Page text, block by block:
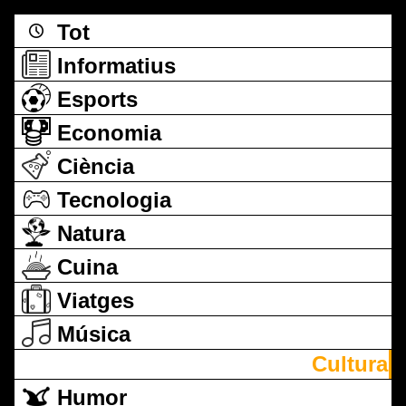
Tot
Informatius
Esports
Economia
Ciència
Tecnologia
Natura
Cuina
Viatges
Música
Cultura
Humor